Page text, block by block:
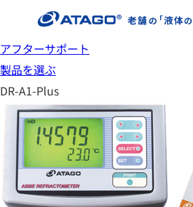
アフターサポート
製品を選ぶ
DR-A1-Plus